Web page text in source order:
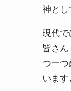
神とし
現代で
皆さ
つ一つ
います